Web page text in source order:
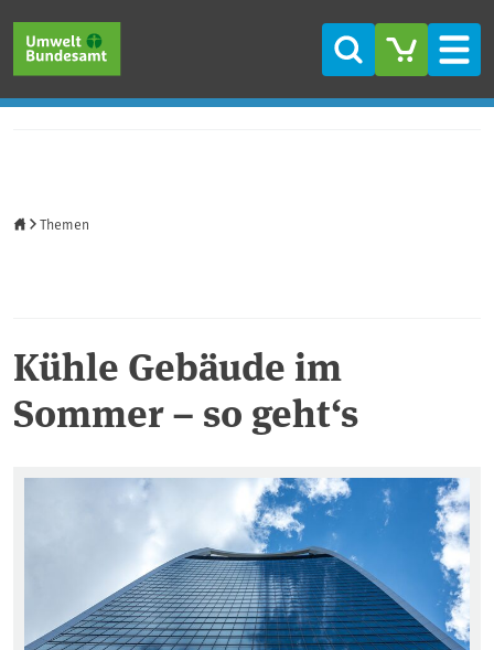
Suche
Themen
Kühle Gebäude im
Sommer – so geht‘s